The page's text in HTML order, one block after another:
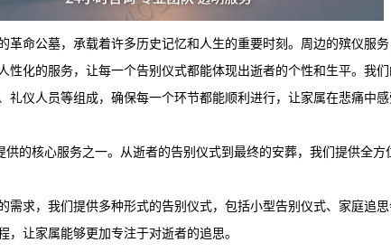
革命公墓，承载着许多历史记忆和人生的重要时刻。周边的殡仪服
性化的服务，让每一个告别仪式都能体现出逝者的个性和生平。我
礼仪人员等组成，确保每一个环节都能顺利进行，让家属在悲痛中
供的核心服务之一。从逝者的告别仪式到最终的安葬，我们提供全方
需求，我们提供多种形式的告别仪式，包括小型告别仪式、家庭追
，让家属能够更加专注于对逝者的追思。